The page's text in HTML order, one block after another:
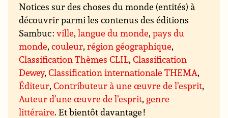
Notices sur des choses du monde (entités) à
découvrir parmi les contenus des éditions
Sambuc :ville,langue du monde,pays du
monde,couleur,région géographique,
Classification Thèmes CLIL,Classification
Dewey,Classification internationale THEMA,
Éditeur,Contributeur à une œuvre de l’esprit,
Auteur d’une œuvre de l’esprit, genre
littéraire. Et bientôt davantage !